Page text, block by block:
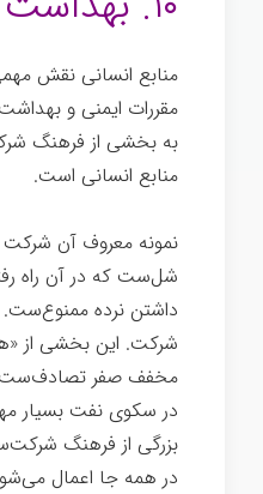
منابع انسانی نقش
مقررات ایمنی و
به بخشی از فرهنگ
منابع انسانی است.
نمونه معروف آن شرکت
شل‌ست که در آن راه
داشتن نرده
شرکت. این بخشی از
مخفف صفر تصادف‌ست.
در سکوی نفت بسیار
بزرگی از فرهنگ
در همه جا اعمال